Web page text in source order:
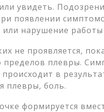
увидеть.
появлении
нарушение работы
не проявляется,
пределов плевры.
в
плевры, боль.
формируется